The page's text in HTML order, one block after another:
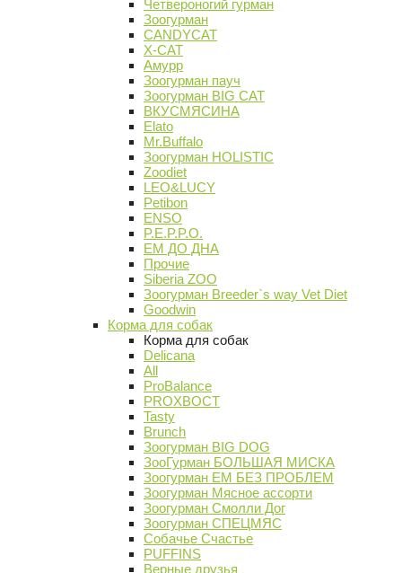
Четвероногий гурман
Зоогурман
CANDYCAT
X-CAT
Амурр
Зоогурман пауч
Зоогурман BIG CAT
ВКУСМЯСИНА
Elato
Mr.Buffalo
Зоогурман HOLISTIC
Zoodiet
LEO&LUCY
Petibon
ENSO
P.E.P.P.O.
ЕМ ДО ДНА
Прочие
Siberia ZOO
Зоогурман Breeder`s way Vet Diet
Goodwin
Корма для собак
Корма для собак
Delicana
All
ProBalance
PROХВОСТ
Tasty
Brunch
Зоогурман BIG DOG
ЗооГурман БОЛЬШАЯ МИСКА
Зоогурман ЕМ БЕЗ ПРОБЛЕМ
Зоогурман Мясное ассорти
Зоогурман Смолли Дог
Зоогурман СПЕЦМЯС
Собачье Счастье
PUFFINS
Верные друзья